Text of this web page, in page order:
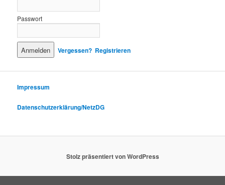
Passwort
Vergessen? Registrieren
Impressum
Datenschutzerklärung/NetzDG
Stolz präsentiert von WordPress